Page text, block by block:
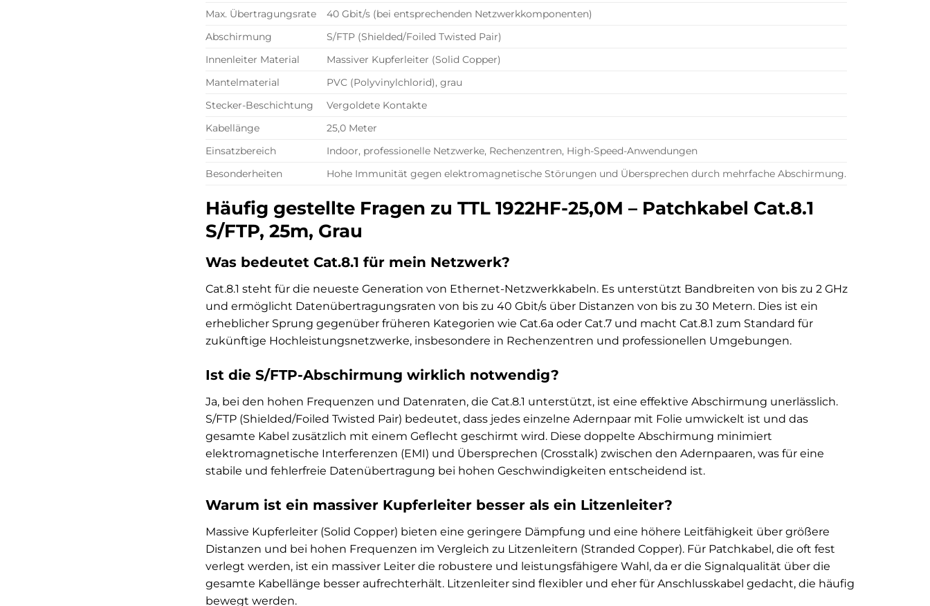
Max. Übertragungsrate
40 Gbit/s (bei entsprechenden Netzwerkkomponenten)
Abschirmung
S/FTP (Shielded/Foiled Twisted Pair)
Innenleiter Material
Massiver Kupferleiter (Solid Copper)
Mantelmaterial
PVC (Polyvinylchlorid), grau
Stecker-Beschichtung
Vergoldete Kontakte
Kabellänge
25,0 Meter
Einsatzbereich
Indoor, professionelle Netzwerke, Rechenzentren, High-Speed-Anwendungen
Besonderheiten
Hohe Immunität gegen elektromagnetische Störungen und Übersprechen durch mehrfache Abschirmung.
Häufig gestellte Fragen zu TTL 1922HF-25,0M – Patchkabel Cat.8.1
S/FTP, 25m, Grau
Was bedeutet Cat.8.1 für mein Netzwerk?
Cat.8.1 steht für die neueste Generation von Ethernet-Netzwerkkabeln. Es unterstützt Bandbreiten von bis zu 2 GHz
und ermöglicht Datenübertragungsraten von bis zu 40 Gbit/s über Distanzen von bis zu 30 Metern. Dies ist ein
erheblicher Sprung gegenüber früheren Kategorien wie Cat.6a oder Cat.7 und macht Cat.8.1 zum Standard für
zukünftige Hochleistungsnetzwerke, insbesondere in Rechenzentren und professionellen Umgebungen.
Ist die S/FTP-Abschirmung wirklich notwendig?
Ja, bei den hohen Frequenzen und Datenraten, die Cat.8.1 unterstützt, ist eine effektive Abschirmung unerlässlich.
S/FTP (Shielded/Foiled Twisted Pair) bedeutet, dass jedes einzelne Adernpaar mit Folie umwickelt ist und das
gesamte Kabel zusätzlich mit einem Geflecht geschirmt wird. Diese doppelte Abschirmung minimiert
elektromagnetische Interferenzen (EMI) und Übersprechen (Crosstalk) zwischen den Adernpaaren, was für eine
stabile und fehlerfreie Datenübertragung bei hohen Geschwindigkeiten entscheidend ist.
Warum ist ein massiver Kupferleiter besser als ein Litzenleiter?
Massive Kupferleiter (Solid Copper) bieten eine geringere Dämpfung und eine höhere Leitfähigkeit über größere
Distanzen und bei hohen Frequenzen im Vergleich zu Litzenleitern (Stranded Copper). Für Patchkabel, die oft fest
verlegt werden, ist ein massiver Leiter die robustere und leistungsfähigere Wahl, da er die Signalqualität über die
gesamte Kabellänge besser aufrechterhält. Litzenleiter sind flexibler und eher für Anschlusskabel gedacht, die häufig
bewegt werden.